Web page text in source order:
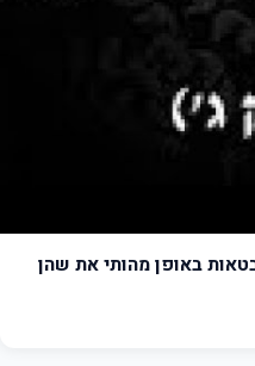
באופן מהותי את שהן